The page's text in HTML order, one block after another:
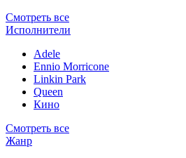
Смотреть все
Исполнители
Adele
Ennio Morricone
Linkin Park
Queen
Кино
Смотреть все
Жанр